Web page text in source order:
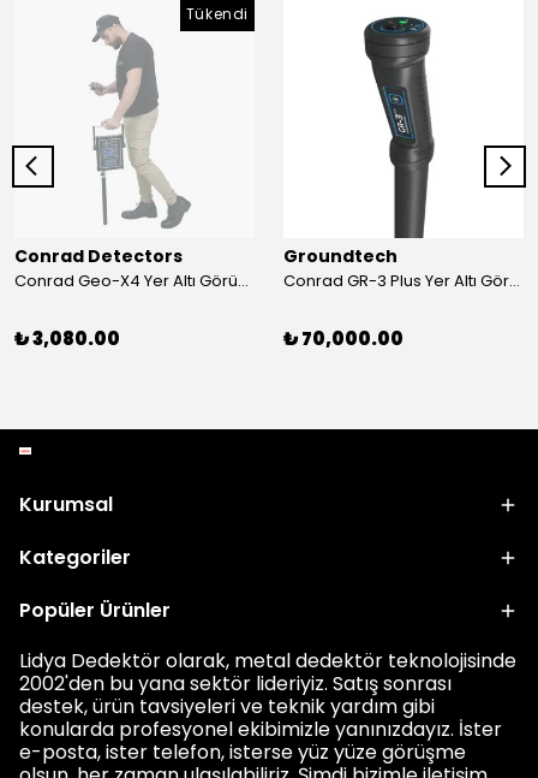
Tükendi
Conrad Detectors
Conrad Geo-X4 Yer Altı Görüntüleme Sistemi
₺ 3,080.00
Groundtech
Conrad GR-3 Plus Yer Altı Görüntüleme Sistemi
₺ 70,000.00
Kurumsal
Kategoriler
Popüler Ürünler
Lidya Dedektör olarak, metal dedektör teknolojisinde
2002'den bu yana sektör lideriyiz. Satış sonrası
destek, ürün tavsiyeleri ve teknik yardım gibi
konularda profesyonel ekibimizle yanınızdayız. İster
e-posta, ister telefon, isterse yüz yüze görüşme